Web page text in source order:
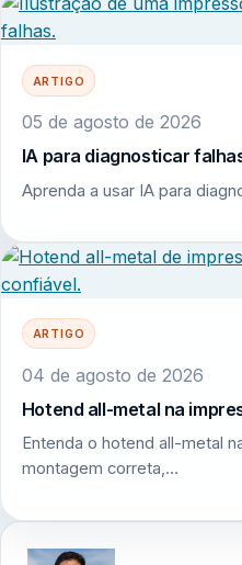
ARTIGO
05 de agosto de 2026
IA para diagnosticar
Aprenda a usar IA para
ARTIGO
04 de agosto de 2026
Hotend all-metal na
Entenda o hotend all-metal
montagem correta,…